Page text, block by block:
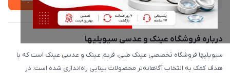
درباره فروشگاه عینک و عدسی سیویلیها
سیویلیها فروشگاه تخصصی عینک طبی، فریم عینک و عدسی عینک است که با
هدف کمک به انتخاب آگاهانه‌تر محصولات بینایی راه‌اندازی شده است. در